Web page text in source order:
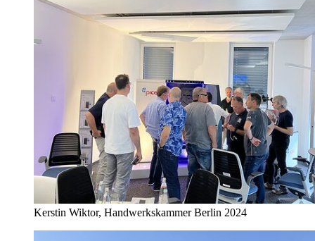
Kerstin Wiktor, Handwerkskammer Berlin 2024